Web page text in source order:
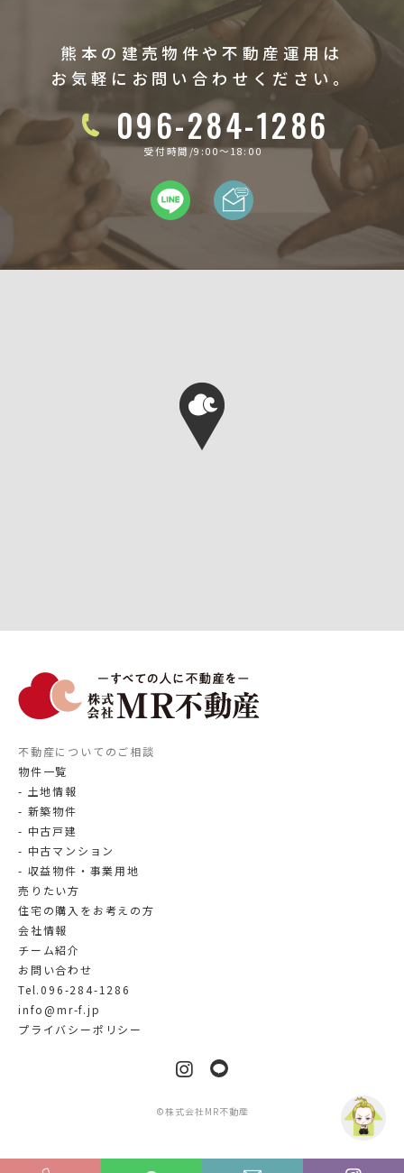
熊本の建売物件や不動産運用は
お気軽にお問い合わせください。
096-284-1286
受付時間/9:00〜18:00
不動産についてのご相談
物件一覧
土地情報
新築物件
中古戸建
中古マンション
収益物件・事業用地
売りたい方
住宅の購入をお考えの方
会社情報
チーム紹介
お問い合わせ
Tel.096-284-1286
info@mr-f.jp
プライバシーポリシー
Instagram
LINE
©株式会社MR不動産